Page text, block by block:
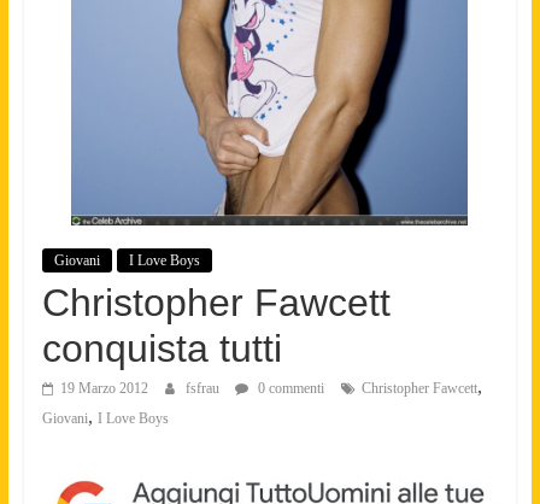
Giovani I Love Boys
Christopher Fawcett
conquista tutti
19 Marzo 2012 fsfrau 0 commenti Christopher Fawcett,
Giovani, I Love Boys